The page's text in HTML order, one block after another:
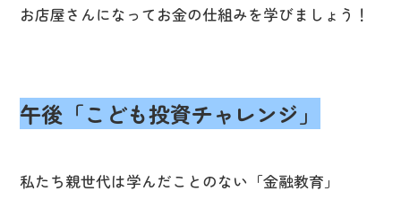
お店屋さんになってお金の仕組みを学びましょう！
午後「こども投資チャレンジ」
私たち親世代は学んだことのない「金融教育」